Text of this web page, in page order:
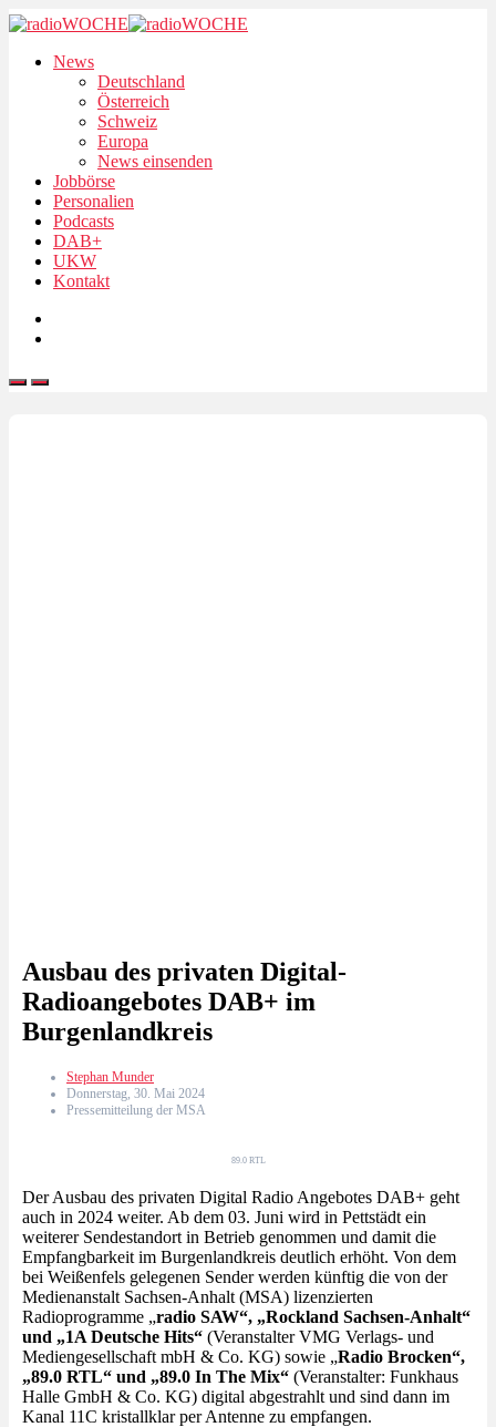
News
Deutschland
Österreich
Schweiz
Europa
News einsenden
Jobbörse
Personalien
Podcasts
DAB+
UKW
Kontakt
Ausbau des privaten Digital-
Radioangebotes DAB+ im
Burgenlandkreis
Stephan Munder
Donnerstag, 30. Mai 2024
Pressemitteilung der MSA
89.0 RTL
Der Ausbau des privaten Digital Radio Angebotes DAB+ geht
auch in 2024 weiter. Ab dem 03. Juni wird in Pettstädt ein
weiterer Sendestandort in Betrieb genommen und damit die
Empfangbarkeit im Burgenlandkreis deutlich erhöht. Von dem
bei Weißenfels gelegenen Sender werden künftig die von der
Medienanstalt Sachsen-Anhalt (MSA) lizenzierten
Radioprogramme „radio SAW“, „Rockland Sachsen-Anhalt“
und „1A Deutsche Hits“ (Veranstalter VMG Verlags- und
Mediengesellschaft mbH & Co. KG) sowie „Radio Brocken“,
„89.0 RTL“ und „89.0 In The Mix“ (Veranstalter: Funkhaus
Halle GmbH & Co. KG) digital abgestrahlt und sind dann im
Kanal 11C kristallklar per Antenne zu empfangen.